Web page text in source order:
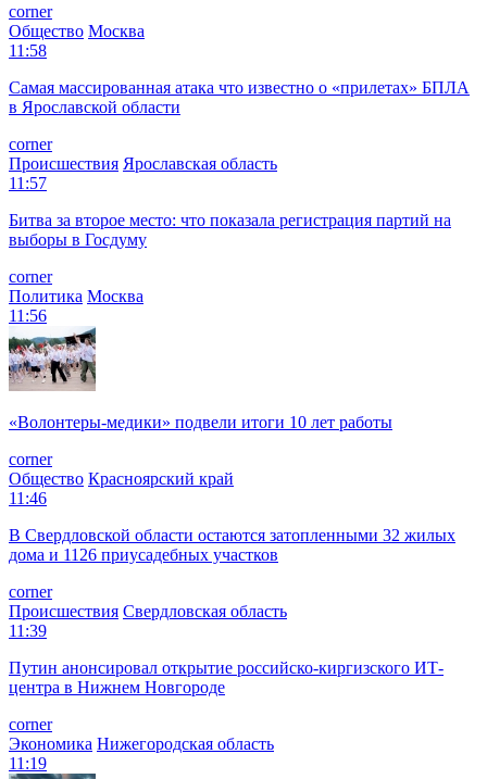
corner
Общество Москва
11:58
Самая массированная атака что известно о «прилетах» БПЛА
в Ярославской области
corner
Происшествия Ярославская область
11:57
Битва за второе место: что показала регистрация партий на
выборы в Госдуму
corner
Политика Москва
11:56
«Волонтеры-медики» подвели итоги 10 лет работы
corner
Общество Красноярский край
11:46
В Свердловской области остаются затопленными 32 жилых
дома и 1126 приусадебных участков
corner
Происшествия Свердловская область
11:39
Путин анонсировал открытие российско-киргизского ИТ-
центра в Нижнем Новгороде
corner
Экономика Нижегородская область
11:19